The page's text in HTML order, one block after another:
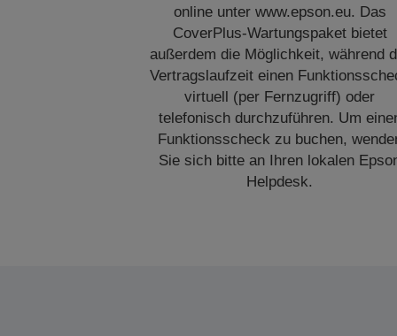
online unter www.epson.eu. Das
CoverPlus-Wartungspaket bietet
außerdem die Möglichkeit, während
Vertragslaufzeit einen
virtuell (per Fernzugriff) oder
telefonisch durchzuführen. Um
Funktionsscheck zu buchen,
Sie sich bitte an Ihren lokalen
Helpdesk.